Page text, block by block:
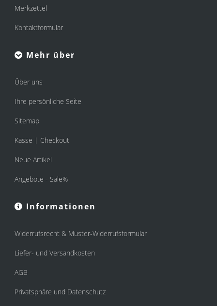
Merkzettel
Kontaktformular
Mehr über
Über uns
Ihre persönliche Seite
Sitemap
Kasse | Checkout
Neue Artikel
Angebote - Sale%
Informationen
Widerrufsrecht & Muster-Widerrufsformular
Liefer- und Versandkosten
AGB
Privatsphäre und Datenschutz